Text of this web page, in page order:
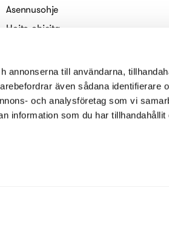
annonserna till användarna,
även sådana identifierare
och analysföretag som vi
information som du har tillhandahållit
Asennusohje
Hoito-ohjeita
Sähköiset esitteet